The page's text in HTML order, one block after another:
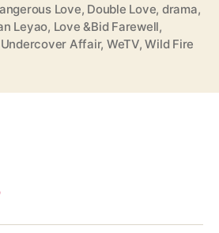
Love, Double Love, drama,
Leyao, Love &Bid Farewell,
Undercover Affair, WeTV,Wild Fire